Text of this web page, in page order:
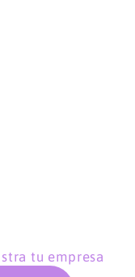
tu empresa